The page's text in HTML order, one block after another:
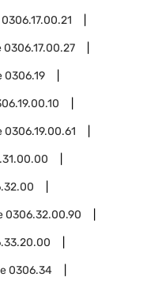
0306.17.00.21
0306.17.00.27
0306.19
0306.19.00.61
0306.32.00.90
0306.34